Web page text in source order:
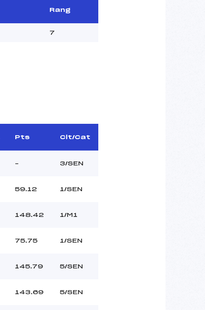
Rang
7
Pts Clt/Cat
– 3/SEN
59.12 1/SEN
148.42 1/M1
75.75 1/SEN
145.79 5/SEN
143.69 5/SEN